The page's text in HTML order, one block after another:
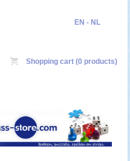
EN - NL
Shopping cart (0 products)